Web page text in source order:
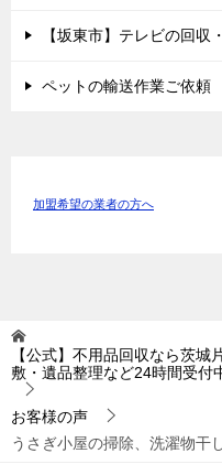
【坂東市】テレビの回
ペットの輸送作業ご依
加盟希望の業者の方へ
【公式】不用品回収なら茨
敷・遺品整理など24時間受付
お客様の声
うさぎ小屋の掃除、洗濯物干